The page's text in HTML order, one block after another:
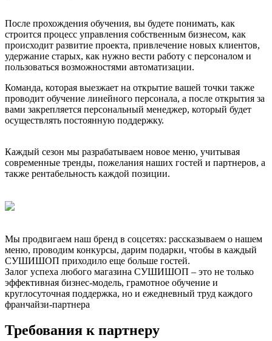
После прохождения обучения, вы будете понимать, как
строится процесс управления собственным бизнесом, как
происходит развитие проекта, привлечение новых клиентов,
удержание старых, как нужно вести работу с персоналом и
пользоваться возможностями автоматизации.
Команда, которая выезжает на открытие вашей точки также
проводит обучение линейного персонала, а после открытия за
вами закрепляется персональный менеджер, который будет
осуществлять постоянную поддержку.
Каждый сезон мы разрабатываем новое меню, учитывая
современные тренды, пожелания наших гостей и партнеров, а
также рентабельность каждой позиции.
Мы продвигаем наш бренд в соцсетях: рассказываем о нашем
меню, проводим конкурсы, дарим подарки, чтобы в каждый
СУШИШОП приходило еще больше гостей.
Залог успеха любого магазина СУШИШОП – это не только
эффективная бизнес-модель, грамотное обучение и
круглосуточная поддержка, но и ежедневный труд каждого
франчайзи-партнера
Требования к партнеру